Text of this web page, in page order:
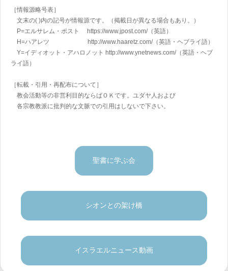
［情報源略号表］
文末の( )内の記号が情報源です。（掲載日が異なる場合もあり。）
P=エルサレム・ポスト https://www.jpost.com/（英語）
H=ハアレツ http://www.haaretz.com/（英語・ヘブライ語）
Y=イディオット・アハロノット http://www.ynetnews.com/（英語・ヘブ
ライ語）
［転載・引用・再配布について］
教会活動等の非営利目的ならばＯＫです。ユダヤ人および
各宗教教派に批判的な文脈での引用はしないで下さい。
聖書に学ぶ会
シオンとの架け橋
イスラエルニュース動画